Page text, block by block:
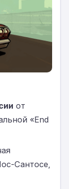
от
«End
Сантосе,